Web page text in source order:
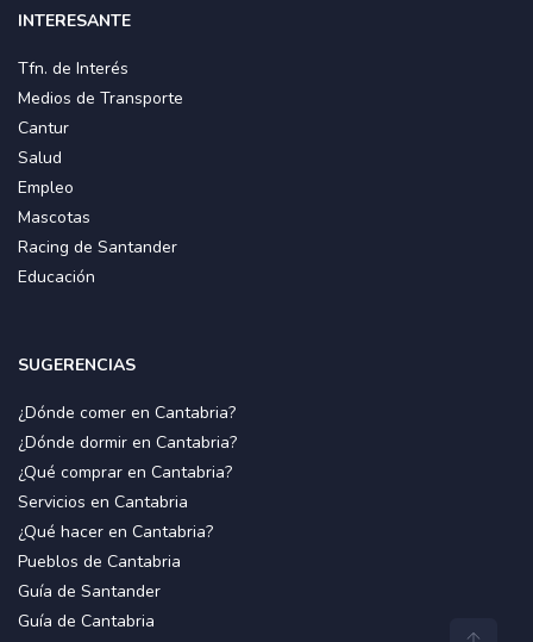
INTERESANTE
Tfn. de Interés
Medios de Transporte
Cantur
Salud
Empleo
Mascotas
Racing de Santander
Educación
SUGERENCIAS
¿Dónde comer en Cantabria?
¿Dónde dormir en Cantabria?
¿Qué comprar en Cantabria?
Servicios en Cantabria
¿Qué hacer en Cantabria?
Pueblos de Cantabria
Guía de Santander
Guía de Cantabria